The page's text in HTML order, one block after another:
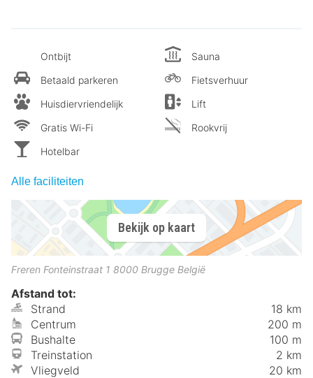
Ontbijt
Betaald parkeren
Huisdiervriendelijk
Gratis Wi-Fi
Hotelbar
Sauna
Fietsverhuur
Lift
Rookvrij
Alle faciliteiten
Bekijk op kaart
Freren Fonteinstraat 1 8000 Brugge België
Afstand tot:
Strand
18 km
Centrum
200 m
Bushalte
100 m
Treinstation
2 km
Vliegveld
20 km